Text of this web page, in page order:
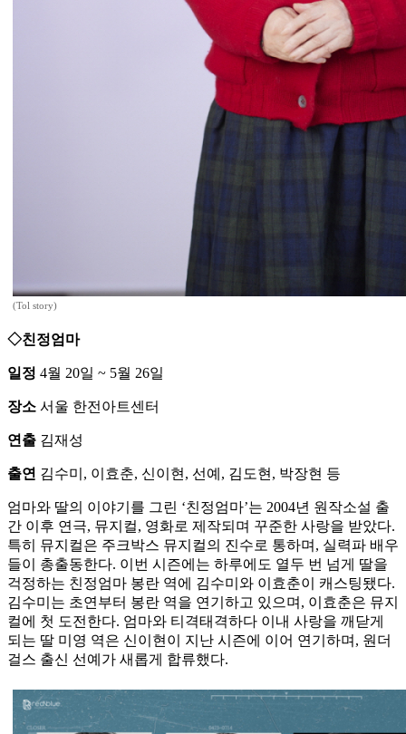
(Tol story)
◇친정엄마
일정 4월 20일 ~ 5월 26일
장소 서울 한전아트센터
연출 김재성
출연 김수미, 이효춘, 신이현, 선예, 김도현, 박장현 등
엄마와 딸의 이야기를 그린 ‘친정엄마’는 2004년 원작소설 출
간 이후 연극, 뮤지컬, 영화로 제작되며 꾸준한 사랑을 받았다.
특히 뮤지컬은 주크박스 뮤지컬의 진수로 통하며, 실력파 배우
들이 총출동한다. 이번 시즌에는 하루에도 열두 번 넘게 딸을
걱정하는 친정엄마 봉란 역에 김수미와 이효춘이 캐스팅됐다.
김수미는 초연부터 봉란 역을 연기하고 있으며, 이효춘은 뮤지
컬에 첫 도전한다. 엄마와 티격태격하다 이내 사랑을 깨닫게
되는 딸 미영 역은 신이현이 지난 시즌에 이어 연기하며, 원더
걸스 출신 선예가 새롭게 합류했다.